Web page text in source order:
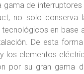
gama de
no solo conserva
en base
De esta
los elementos
por su gran gama